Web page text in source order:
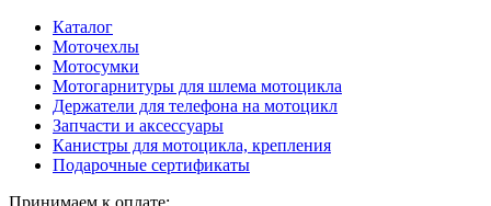
Каталог
Моточехлы
Мотосумки
Мотогарнитуры для шлема мотоцикла
Держатели для телефона на мотоцикл
Запчасти и аксессуары
Канистры для мотоцикла, крепления
Подарочные сертификаты
Принимаем к оплате: